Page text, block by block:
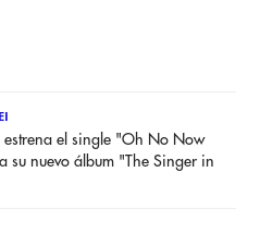
estrena el single "Oh No Now
su nuevo álbum "The Singer in